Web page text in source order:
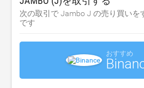
次の取引で Jambo J の売り買いを
です
おすすめ